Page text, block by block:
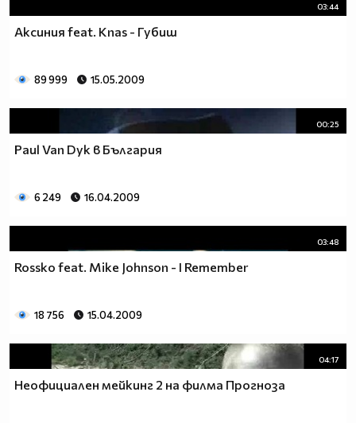
03:44
Аксиния feat. Knas - Губиш
89 999 15.05.2009
00:25
Paul Van Dyk в България
6 249 16.04.2009
03:48
Rossko feat. Mike Johnson - I Remember
18 756 15.04.2009
04:17
Неофициален мейкинг 2 на филма Прогноза